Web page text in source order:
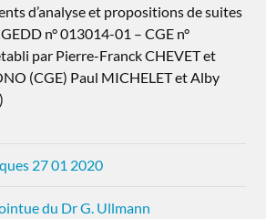
d’analyse et propositions de suites
n° 013014-01 – CGE n°
par Pierre-Franck CHEVET et
(CGE) Paul MICHELET et Alby
27 01 2020
du Dr G. Ullmann